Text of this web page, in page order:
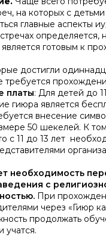
на которых с
главные аспекты
определяется,
готовым к
достигли
требуется
платы: Для детей до
гиюра является
внесение
50 шекелей. К
с 11 до 13 лет
необходимость
с
При
через «Гиюр
продолжать
учатся.